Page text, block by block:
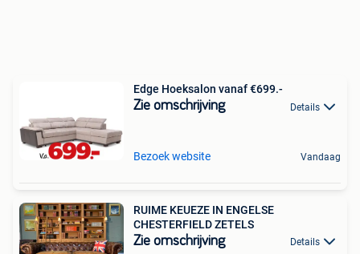
Edge Hoeksalon vanaf €699.-
Zie omschrijving Details
Bezoek website Vandaag
RUIME KEUEZE IN ENGELSE
CHESTERFIELD ZETELS
Zie omschrijving Details